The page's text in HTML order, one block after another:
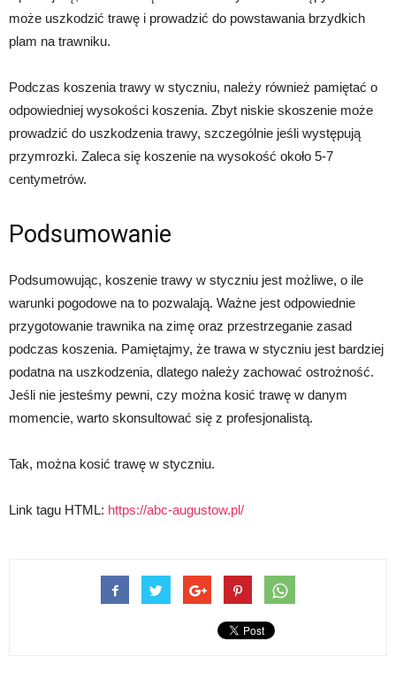
może uszkodzić trawę i prowadzić do powstawania brzydkich
plam na trawniku.
Podczas koszenia trawy w styczniu, należy również pamiętać o
odpowiedniej wysokości koszenia. Zbyt niskie skoszenie może
prowadzić do uszkodzenia trawy, szczególnie jeśli występują
przymrozki. Zaleca się koszenie na wysokość około 5-7
centymetrów.
Podsumowanie
Podsumowując, koszenie trawy w styczniu jest możliwe, o ile
warunki pogodowe na to pozwalają. Ważne jest odpowiednie
przygotowanie trawnika na zimę oraz przestrzeganie zasad
podczas koszenia. Pamiętajmy, że trawa w styczniu jest bardziej
podatna na uszkodzenia, dlatego należy zachować ostrożność.
Jeśli nie jesteśmy pewni, czy można kosić trawę w danym
momencie, warto skonsultować się z profesjonalistą.
Tak, można kosić trawę w styczniu.
Link tagu HTML: https://abc-augustow.pl/